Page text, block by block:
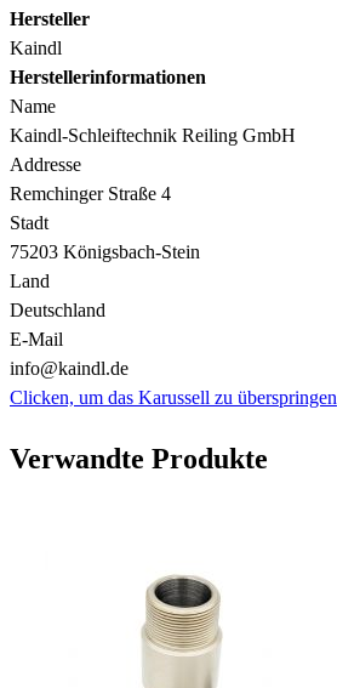
Hersteller
Kaindl
Herstellerinformationen
Name
Kaindl-Schleiftechnik Reiling GmbH
Addresse
Remchinger Straße 4
Stadt
75203 Königsbach-Stein
Land
Deutschland
E-Mail
info@kaindl.de
Clicken, um das Karussell zu überspringen
Verwandte Produkte